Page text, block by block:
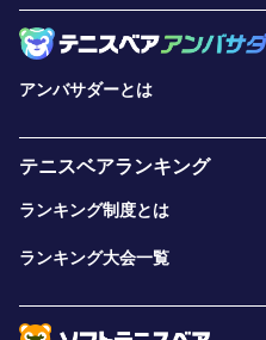
アンバサダーとは
テニスベアランキング
ランキング制度とは
ランキング大会一覧